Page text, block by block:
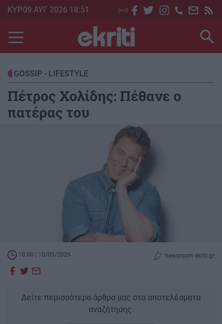
Skip
main
content
ΚΥΡ.09 ΑΥΓ 2026 18:51
GOSSIP - LIFESTYLE
Πέτρος Χολίδης: Πέθανε ο
πατέρας του
18:00 | 10/05/2026 newsroom ekriti.gr
Δείτε περισσότερα άρθρα μας στα αποτελέσματα
αναζήτησης.